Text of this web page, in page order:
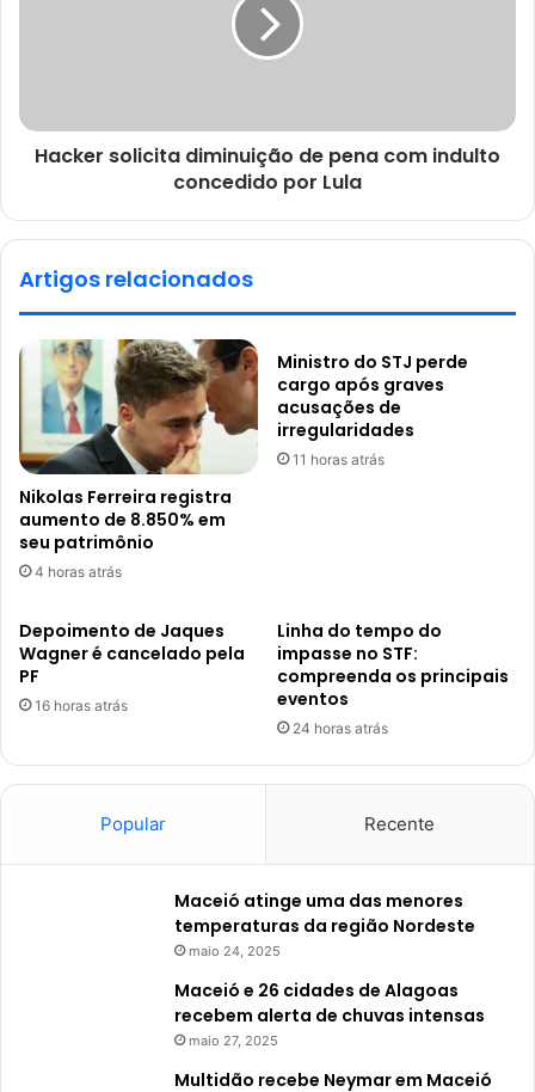
Hacker solicita diminuição de pena com indulto
concedido por Lula
Artigos relacionados
Nikolas Ferreira registra
aumento de 8.850% em
seu patrimônio
4 horas atrás
Ministro do STJ perde
cargo após graves
acusações de
irregularidades
11 horas atrás
Depoimento de Jaques
Wagner é cancelado pela
PF
16 horas atrás
Linha do tempo do
impasse no STF:
compreenda os principais
eventos
24 horas atrás
Popular Recente
Maceió atinge uma das menores
temperaturas da região Nordeste
maio 24, 2025
Maceió e 26 cidades de Alagoas
recebem alerta de chuvas intensas
maio 27, 2025
Multidão recebe Neymar em Maceió